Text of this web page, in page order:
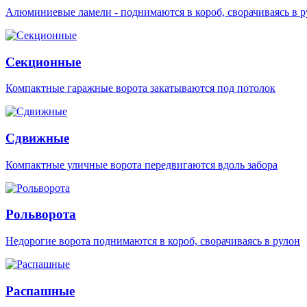
Алюминиевые ламели - поднимаются в короб, сворачиваясь в
Секционные
Компактные гаражные ворота закатываются под потолок
Сдвижные
Компактные уличные ворота передвигаются вдоль забора
Рольворота
Недорогие ворота поднимаются в короб, сворачиваясь в рулон
Распашные